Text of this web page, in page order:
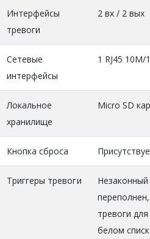
Интерфейсы
тревоги
2 вх / 2 вых
Сетевые
интерфейсы
1 RJ45
Локальное
хранилище
Micro SD
Кнопка сброса
Триггеры тревоги
тревоги
белом